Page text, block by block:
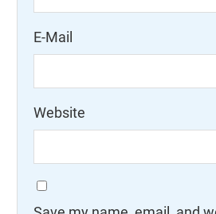
E-Mail
Website